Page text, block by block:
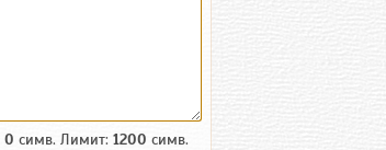
0 симв. Лимит: 1200 симв.